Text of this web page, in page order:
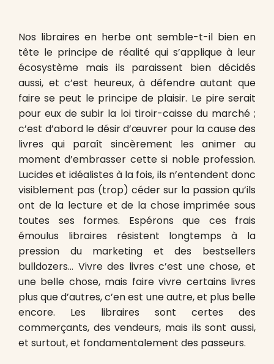
Nos libraires en herbe ont semble-t-il bien en
tête le principe de réalité qui s’applique à leur
écosystème mais ils paraissent bien décidés
aussi, et c’est heureux, à défendre autant que
faire se peut le principe de plaisir. Le pire serait
pour eux de subir la loi tiroir-caisse du marché ;
c’est d’abord le désir d’œuvrer pour la cause des
livres qui paraît sincèrement les animer au
moment d’embrasser cette si noble profession.
Lucides et idéalistes à la fois, ils n’entendent donc
visiblement pas (trop) céder sur la passion qu’ils
ont de la lecture et de la chose imprimée sous
toutes ses formes. Espérons que ces frais
émoulus libraires résistent longtemps à la
pression du marketing et des bestsellers
bulldozers… Vivre des livres c’est une chose, et
une belle chose, mais faire vivre certains livres
plus que d’autres, c’en est une autre, et plus belle
encore. Les libraires sont certes des
commerçants, des vendeurs, mais ils sont aussi,
et surtout, et fondamentalement des passeurs.